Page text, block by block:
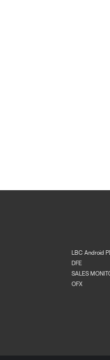
LBC Android
DFE
SALES
OFX